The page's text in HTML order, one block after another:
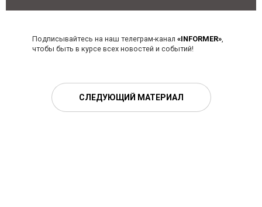
Подписывайтесь на наш телеграм-канал «INFORMER»,
чтобы быть в курсе всех новостей и событий!
СЛЕДУЮЩИЙ МАТЕРИАЛ